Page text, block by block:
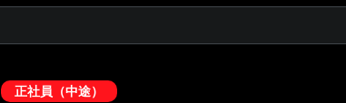
正社員（中途）